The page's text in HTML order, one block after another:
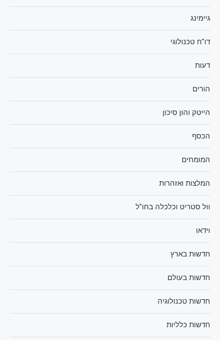
גיימינג
דו"ח טכנולוגי
דעות
הורים
הייטק והון סיכון
הכסף
המומחים
המלצות ואזהרות
וול סטריט וכלכלה בחו"ל
וידאו
חדשות בארץ
חדשות בעולם
חדשות טכנולוגיה
חדשות כלליות